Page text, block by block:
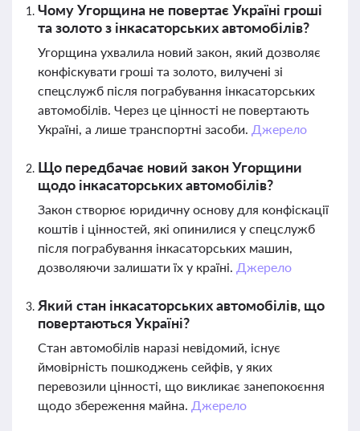
Чому Угорщина не повертає Україні гроші
та золото з інкасаторських автомобілів?
Угорщина ухвалила новий закон, який дозволяє
конфіскувати гроші та золото, вилучені зі
спецслужб після пограбування інкасаторських
автомобілів. Через це цінності не повертають
Україні, а лише транспортні засоби. Джерело
Що передбачає новий закон Угорщини
щодо інкасаторських автомобілів?
Закон створює юридичну основу для конфіскації
коштів і цінностей, які опинилися у спецслужб
після пограбування інкасаторських машин,
дозволяючи залишати їх у країні. Джерело
Який стан інкасаторських автомобілів, що
повертаються Україні?
Стан автомобілів наразі невідомий, існує
ймовірність пошкоджень сейфів, у яких
перевозили цінності, що викликає занепокоєння
щодо збереження майна. Джерело